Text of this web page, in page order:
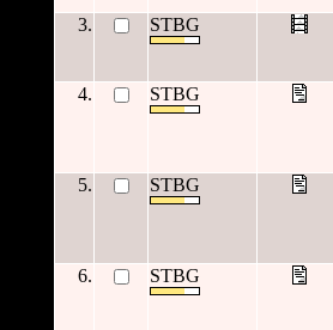
3. STBG
4. STBG
5. STBG
6. STBG